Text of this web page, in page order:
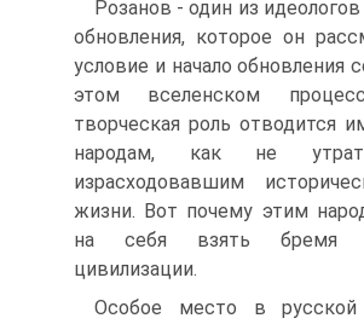
Розанов - один из идеологов
обновления, которое он
условие и начало обновления
этом вселенском
творческая роль отводится
народам, как не
израсходовавшим
жизни. Вот почему этим
на себя взять бремя
цивилизации.
Особое место в русской